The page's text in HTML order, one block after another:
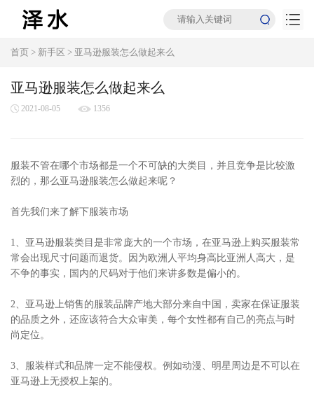
首页 > 新手区 > 亚马逊服装怎么做起来么
亚马逊服装怎么做起来么
2021-08-05 1356
服装不管在哪个市场都是一个不可缺的大类目，并且竞争是比较激
烈的，那么亚马逊服装怎么做起来呢？
首先我们来了解下服装市场
1、亚马逊服装类目是非常庞大的一个市场，在亚马逊上购买服装常
常会出现尺寸问题而退货。因为欧洲人平均身高比亚洲人高大，是
不争的事实，国内的尺码对于他们来讲多数是偏小的。
2、亚马逊上销售的服装品牌产地大部分来自中国，卖家在保证服装
的品质之外，还应该符合大众审美，每个女性都有自己的亮点与时
尚定位。
3、服装样式和品牌一定不能侵权。例如动漫、明星周边是不可以在
亚马逊上无授权上架的。